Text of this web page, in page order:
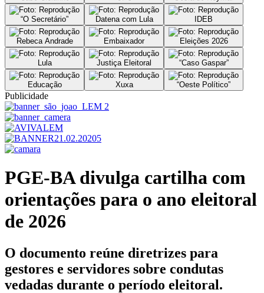
“O Secretário” Datena com Lula IDEB
Rebeca Andrade Embaixador Eleições 2026
Lula Justiça Eleitoral “Caso Gaspar”
Educação Xuxa “Oeste Político”
Publicidade
PGE-BA divulga cartilha com
orientações para o ano eleitoral
de 2026
O documento reúne diretrizes para
gestores e servidores sobre condutas
vedadas durante o período eleitoral.